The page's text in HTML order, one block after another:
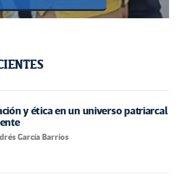
y ética en un universo patriarcal
García Barrios